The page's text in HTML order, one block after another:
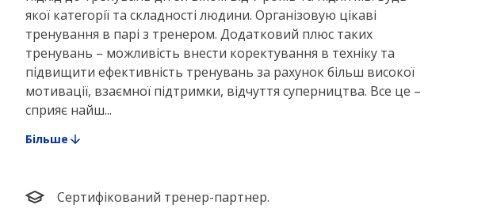
якої категорії та складності людини. Організовую цікаві
тренування в парі з тренером. Додатковий плюс таких
тренувань – можливість внести коректування в техніку та
підвищити ефективність тренувань за рахунок більш високої
мотивації, взаємної підтримки, відчуття суперництва. Все це –
сприяє найш...
Більше
Сертифікований тренер-партнер.